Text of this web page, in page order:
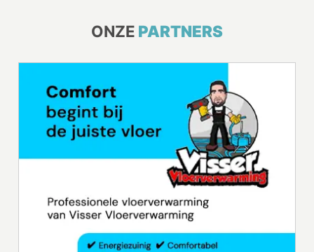
ONZE PARTNERS